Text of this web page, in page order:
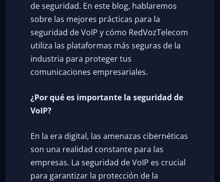
de seguridad. En este blog, hablaremos
sobre las mejores prácticas para la
seguridad de VoIP y cómo RedVozTelecom
utiliza las plataformas más seguras de la
industria para proteger tus
comunicaciones empresariales.
¿Por qué es importante la seguridad de
VoIP?
En la era digital, las amenazas cibernéticas
son una realidad constante para las
empresas. La seguridad de VoIP es crucial
para garantizar la protección de la